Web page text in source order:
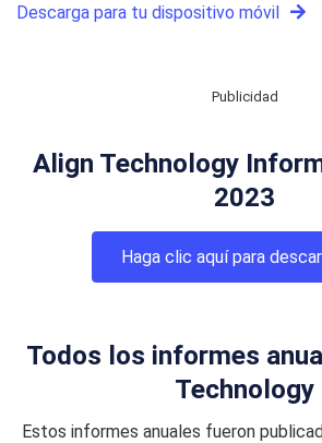
Descarga para tu dispositivo móvil
Publicidad
Align Technology
2023
Haga clic aquí para
Todos los informes
Technology
Estos informes anuales fueron